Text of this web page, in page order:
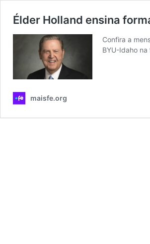
Élder Holland ensina
Confira a
BYU-Idaho
maisfe.org